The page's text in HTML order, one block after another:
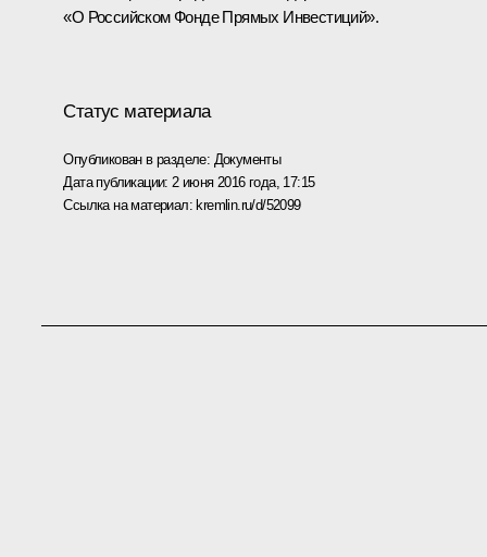
«О Российском Фонде Прямых Инвестиций».
Статус материала
Опубликован в разделе: Документы
Дата публикации: 2 июня 2016 года, 17:15
Ссылка на материал: kremlin.ru/d/52099